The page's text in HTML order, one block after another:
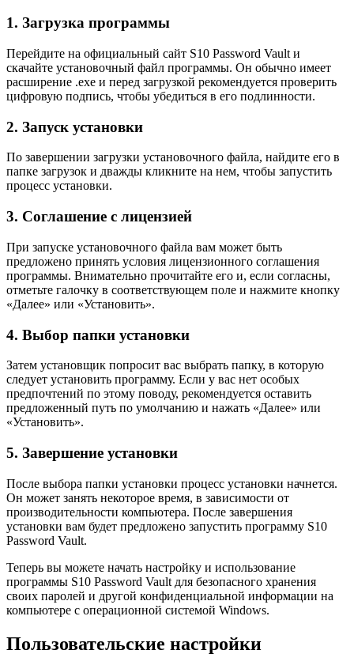
1. Загрузка программы
Перейдите на официальный сайт S10 Password Vault и
скачайте установочный файл программы. Он обычно имеет
расширение .exe и перед загрузкой рекомендуется проверить
цифровую подпись, чтобы убедиться в его подлинности.
2. Запуск установки
По завершении загрузки установочного файла, найдите его в
папке загрузок и дважды кликните на нем, чтобы запустить
процесс установки.
3. Соглашение с лицензией
При запуске установочного файла вам может быть
предложено принять условия лицензионного соглашения
программы. Внимательно прочитайте его и, если согласны,
отметьте галочку в соответствующем поле и нажмите кнопку
«Далее» или «Установить».
4. Выбор папки установки
Затем установщик попросит вас выбрать папку, в которую
следует установить программу. Если у вас нет особых
предпочтений по этому поводу, рекомендуется оставить
предложенный путь по умолчанию и нажать «Далее» или
«Установить».
5. Завершение установки
После выбора папки установки процесс установки начнется.
Он может занять некоторое время, в зависимости от
производительности компьютера. После завершения
установки вам будет предложено запустить программу S10
Password Vault.
Теперь вы можете начать настройку и использование
программы S10 Password Vault для безопасного хранения
своих паролей и другой конфиденциальной информации на
компьютере с операционной системой Windows.
Пользовательские настройки